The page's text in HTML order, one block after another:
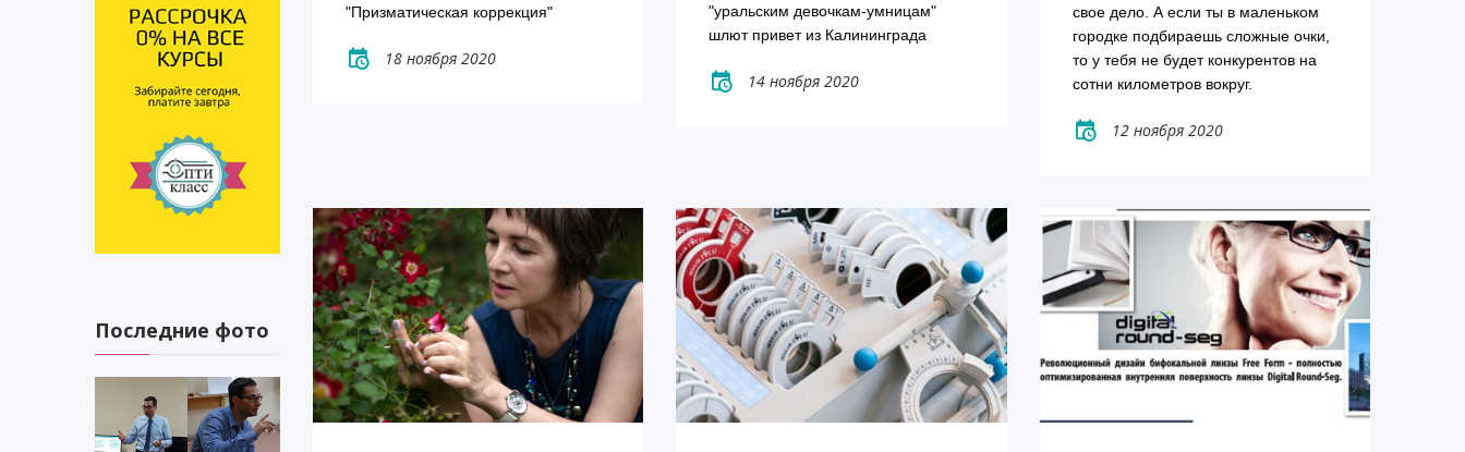
"Призматическая коррекция"
18 ноября 2020
"уральским девочкам-умницам"
шлют привет из Калининграда
14 ноября 2020
свое дело. А если ты в маленьком
городке подбираешь сложные очки,
то у тебя не будет конкурентов на
сотни километров вокруг.
12 ноября 2020
Последние фото